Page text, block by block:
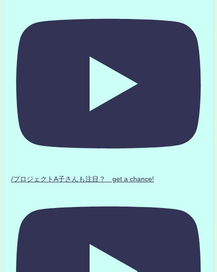
/プロジェクトA子さんも注目？ get a chance!